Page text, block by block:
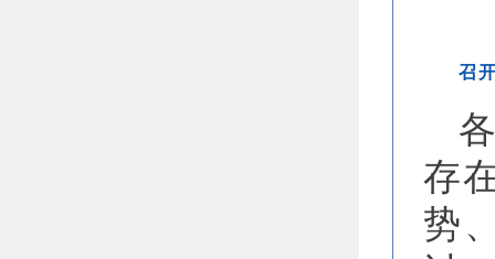
召
存
势